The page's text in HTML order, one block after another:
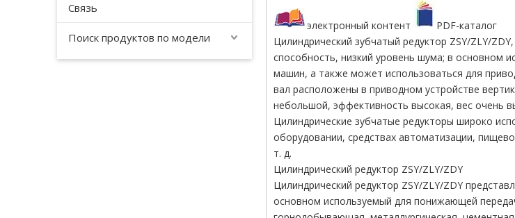
Связь
Поиск продуктов по модели
электронный контент
PDF-каталог
Цилиндрический зубчатый редуктор ZSY/ZLY/
способность, низкий уровень шума; в основном
машин, а также может использоваться для
вал расположены в приводном устройстве
небольшой, эффективность высокая, вес очень
Цилиндрические зубчатые редукторы широко
оборудовании, средствах автоматизации,
т. д.
Цилиндрический редуктор ZSY/ZLY/ZDY
Цилиндрический редуктор ZSY/ZLY/ZDY
основном используемый для понижающей